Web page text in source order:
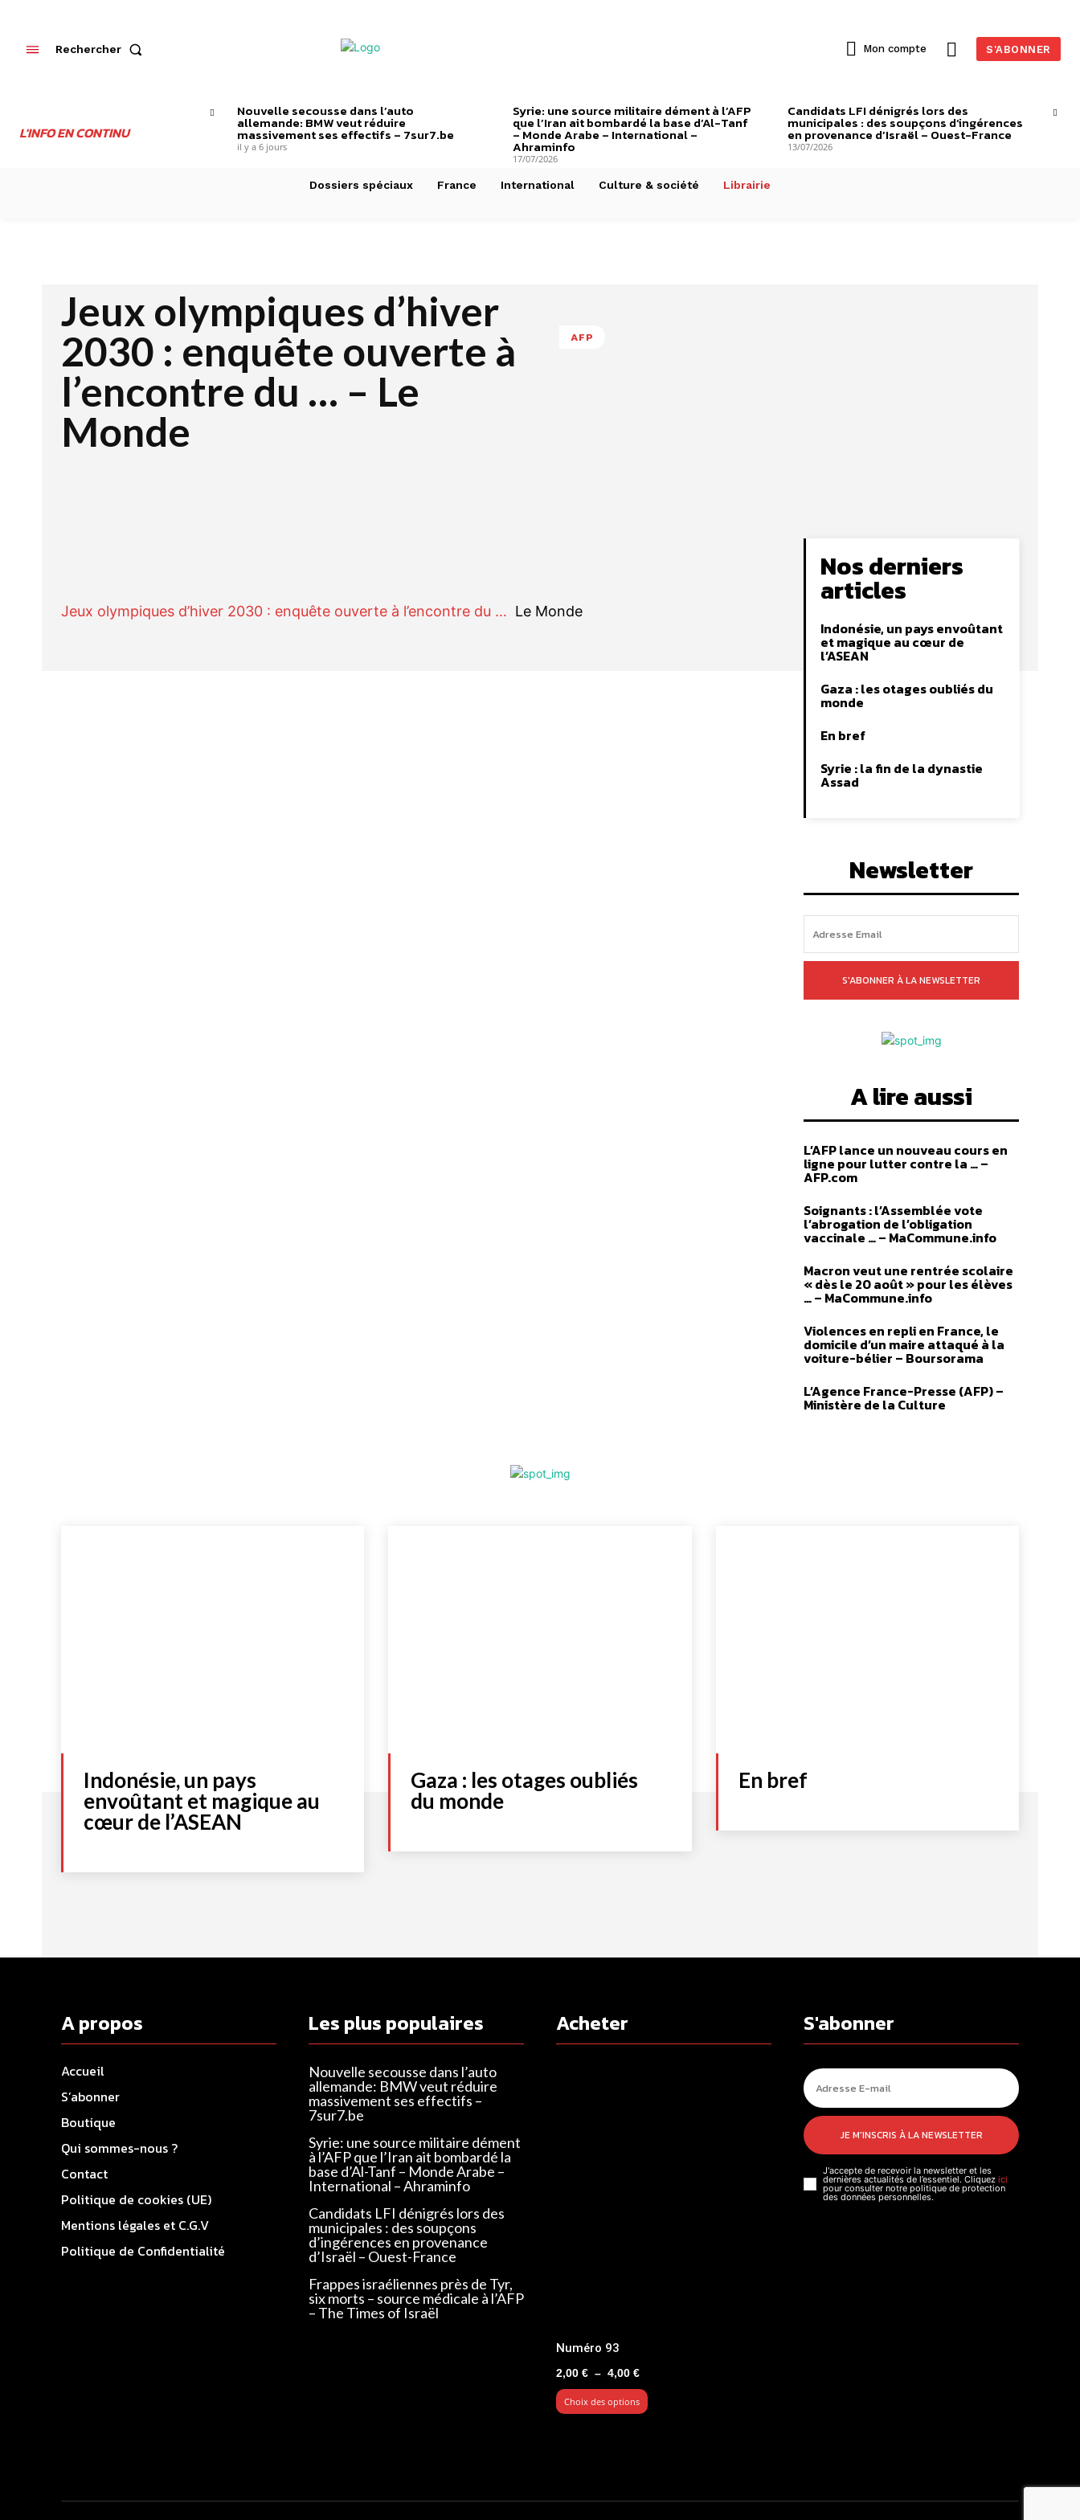
Rechercher Mon compte S'ABONNER
L'INFO EN CONTINU
Nouvelle secousse dans l’auto
allemande: BMW veut réduire
massivement ses effectifs – 7sur7.be
il y a 6 jours
Syrie: une source militaire dément à l’AFP
que l’Iran ait bombardé la base d’Al-Tanf
– Monde Arabe – International –
Ahraminfo
17/07/2026
Candidats LFI dénigrés lors des
municipales : des soupçons d’ingérences
en provenance d’Israël – Ouest-France
13/07/2026
Dossiers spéciaux France International Culture & société Librairie
Jeux olympiques d’hiver
2030 : enquête ouverte à
l’encontre du … – Le
Monde
AFP
Jeux olympiques d’hiver 2030 : enquête ouverte à l’encontre du … Le Monde
Nos derniers
articles
Indonésie, un pays envoûtant
et magique au cœur de
l’ASEAN
Gaza : les otages oubliés du
monde
En bref
Syrie : la fin de la dynastie
Assad
Newsletter
S'ABONNER À LA NEWSLETTER
A lire aussi
L’AFP lance un nouveau cours en
ligne pour lutter contre la … –
AFP.com
Soignants : l’Assemblée vote
l’abrogation de l’obligation
vaccinale … – MaCommune.info
Macron veut une rentrée scolaire
« dès le 20 août » pour les élèves
… – MaCommune.info
Violences en repli en France, le
domicile d’un maire attaqué à la
voiture-bélier – Boursorama
L’Agence France-Presse (AFP) –
Ministère de la Culture
Indonésie, un pays
envoûtant et magique au
cœur de l’ASEAN
Gaza : les otages oubliés
du monde
En bref
A propos
Accueil
S’abonner
Boutique
Qui sommes-nous ?
Contact
Politique de cookies (UE)
Mentions légales et C.G.V
Politique de Confidentialité
Les plus populaires
Nouvelle secousse dans l’auto
allemande: BMW veut réduire
massivement ses effectifs –
7sur7.be
Syrie: une source militaire dément
à l’AFP que l’Iran ait bombardé la
base d’Al-Tanf – Monde Arabe –
International – Ahraminfo
Candidats LFI dénigrés lors des
municipales : des soupçons
d’ingérences en provenance
d’Israël – Ouest-France
Frappes israéliennes près de Tyr,
six morts – source médicale à l’AFP
– The Times of Israël
Acheter
Numéro 93
2,00 € – 4,00 €Plage
de
prix :
Choix des options
S'abonner
JE M'INSCRIS À LA NEWSLETTER
J'accepte de recevoir la newsletter et les
dernières actualités de l’essentiel. Cliquez ici
pour consulter notre politique de protection
des données personnelles.